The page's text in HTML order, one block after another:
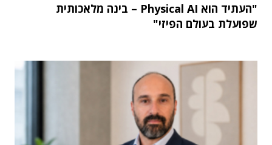
"העתיד הוא Physical AI – בינה מלאכותית
שפועלת בעולם הפיזי"